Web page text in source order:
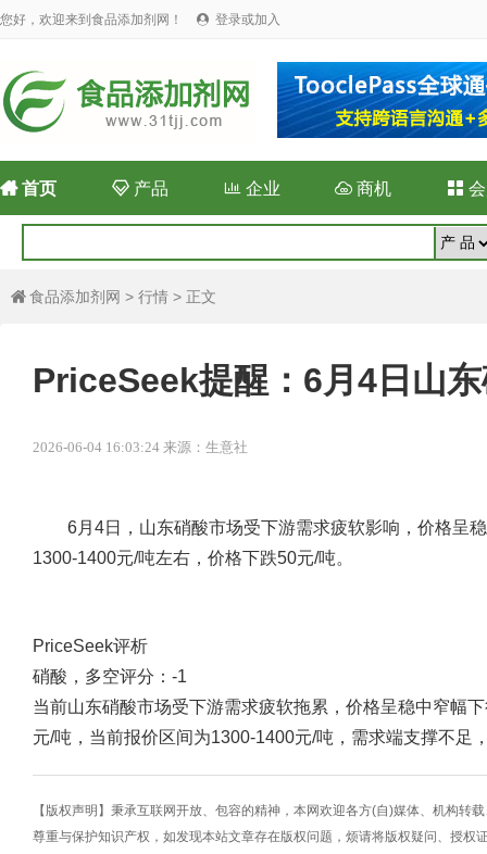
您好，欢迎来到食品添加剂网！  登录或加入
首页 产品 企业  商机 
 食品添加剂网 > 行情 > 正文
PriceSeek提醒：6月4日山
2026-06-04 16:03:24 来源：生意社
6月4日，山东硝酸市场受下游需求疲软影响，价格呈稳
1300-1400元/吨左右，价格下跌50元/吨。
PriceSeek评析
硝酸，多空评分：-1
当前山东硝酸市场受下游需求疲软拖累，价格呈稳中窄幅
元/吨，当前报价区间为1300-1400元/吨，需求端支撑不足
【版权声明】秉承互联网开放、包容的精神，本网欢迎各方(自)媒体、机构转
尊重与保护知识产权，如发现本站文章存在版权问题，烦请将版权疑问、授权